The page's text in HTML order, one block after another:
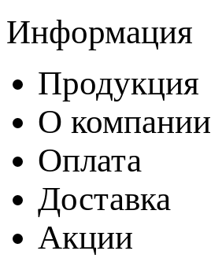
Информация
Продукция
О компании
Оплата
Доставка
Акции